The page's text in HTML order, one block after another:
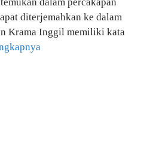
diterjemahkan ke dalam
Krama Inggil memiliki kata